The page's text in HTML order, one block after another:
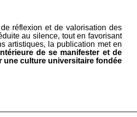
réflexion et de valorisation des
au silence, tout en favorisant
artistiques, la publication met en
de se manifester et de
une culture universitaire fondée